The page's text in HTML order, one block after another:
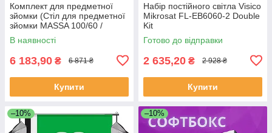
Комплект для предметної
зйомки (Стіл для предметної
зйомки MASSA 100/60 /
софтбокси)
В наявності
6 183,90 ₴ 6 871 ₴
Купити
Набір постійного світла Visico
Mikrosat FL-EB6060-2 Double
Kit
Готово до відправки
2 635,20 ₴ 2 928 ₴
Купити
–10% –10%